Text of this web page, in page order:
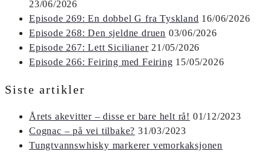
23/06/2026
Episode 269: En dobbel G fra Tyskland 16/06/2026
Episode 268: Den sjeldne druen 03/06/2026
Episode 267: Lett Sicilianer 21/05/2026
Episode 266: Feiring med Feiring 15/05/2026
Siste artikler
Årets akevitter – disse er bare helt rå! 01/12/2023
Cognac – på vei tilbake? 31/03/2023
Tungtvannswhisky markerer vemorkaksjonen